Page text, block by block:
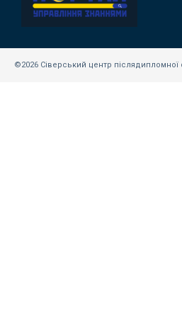
©2026 Сіверський центр післядипломної